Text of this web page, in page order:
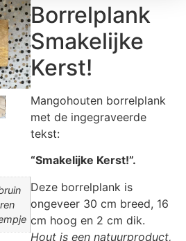
Borrelplank
Smakelijke
Kerst!
Mangohouten borrelplank
met de ingegraveerde
tekst:
“Smakelijke Kerst!”.
Deze borrelplank is
ongeveer 30 cm breed, 16
cm hoog en 2 cm dik.
Hout is een natuurproduct,